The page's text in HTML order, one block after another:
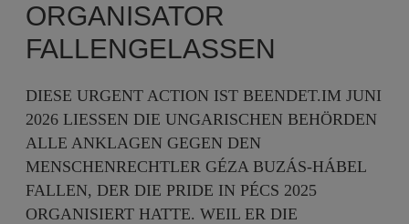
ORGANISATOR
FALLENGELASSEN
DIESE URGENT ACTION IST BEENDET.IM JUNI
2026 LIESSEN DIE UNGARISCHEN BEHÖRDEN A
LLE ANKLAGEN GEGEN DEN M
ENSCHENRECHTLER GÉZA BUZÁS-HÁBEL F
ALLEN, DER DIE PRIDE IN PÉCS 2025 O
RGANISIERT HATTE. WEIL ER DIE F